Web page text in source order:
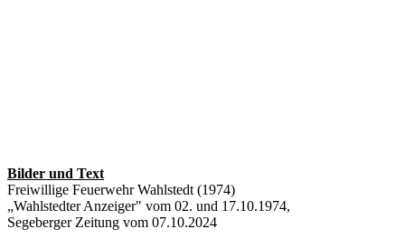
Bilder und Text
Freiwillige Feuerwehr Wahlstedt (1974)
„Wahlstedter Anzeiger" vom 02. und 17.10.1974,
Segeberger Zeitung vom 07.10.2024